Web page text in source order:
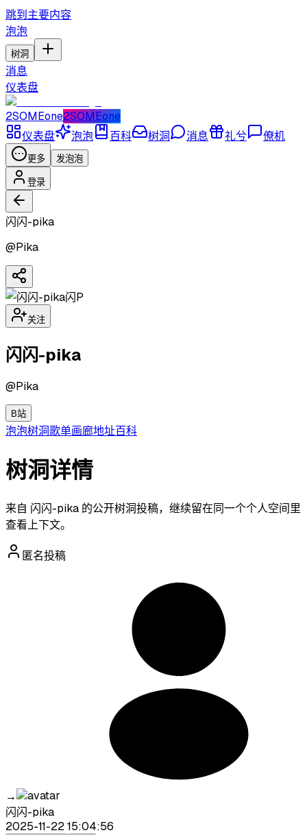
跳到主要内容
泡泡
树洞
消息
仪表盘
2SOMEone2SOMEone
仪表盘
泡泡 百科 树洞 消息 礼兮 僚机
更多 发泡泡
登录
闪闪-pika
@Pika
闪P
关注
闪闪-pika
@Pika
B站
泡泡树洞歌单画廊地址百科
树洞详情
来自 闪闪-pika 的公开树洞投稿，继续留在同一个个人空间里
查看上下文。
匿名投稿
→
闪闪-pika
2025-11-22 15:04:56